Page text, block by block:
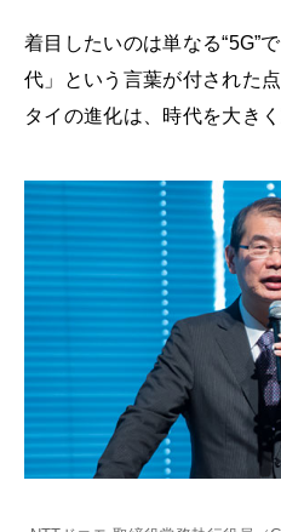
着目したいのは単なる“5G”
代」という言葉が付された
タイの進化は、時代を大き